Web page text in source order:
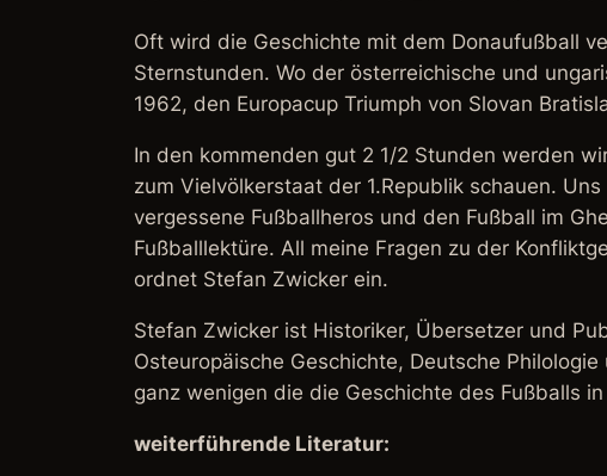
Oft wird die Geschichte mit dem Donaufußball
Sternstunden. Wo der österreichische und
1962, den Europacup Triumph von Slovan
In den kommenden gut 2 1/2 Stunden werden
zum Vielvölkerstaat der 1.Republik schauen.
vergessene Fußballheros und den Fußball im
Fußballlektüre. All meine Fragen zu der
ordnet Stefan Zwicker ein.
Stefan Zwicker ist Historiker, Übersetzer und
Osteuropäische Geschichte, Deutsche
ganz wenigen die die Geschichte des Fußballs
weiterführende Literatur: